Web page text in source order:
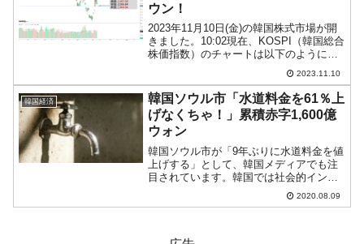
ウン！
2023年11月10日(金)の韓国株式市場が開
きました。10:02現在、KOSPI（韓国総合
株価指数）のチャートは以下のようにな
『Investing.com』より引用）。ギャップ
ダウンして始まりました。KOSPIは「2...
2023.11.10
韓国経済
韓国ソウル市「水道料金を61％上
げなくちゃ！」累積赤字1,600億
ウォン
韓国ソウル市が「9年ぶりに水道料金を値
上げする」として、韓国メディアでも注
目されています。韓国では社会的インフ
ラに支払う料金が安い、なんていわれる
ことがあります。例えば「鉄道料金が安
2020.08.09